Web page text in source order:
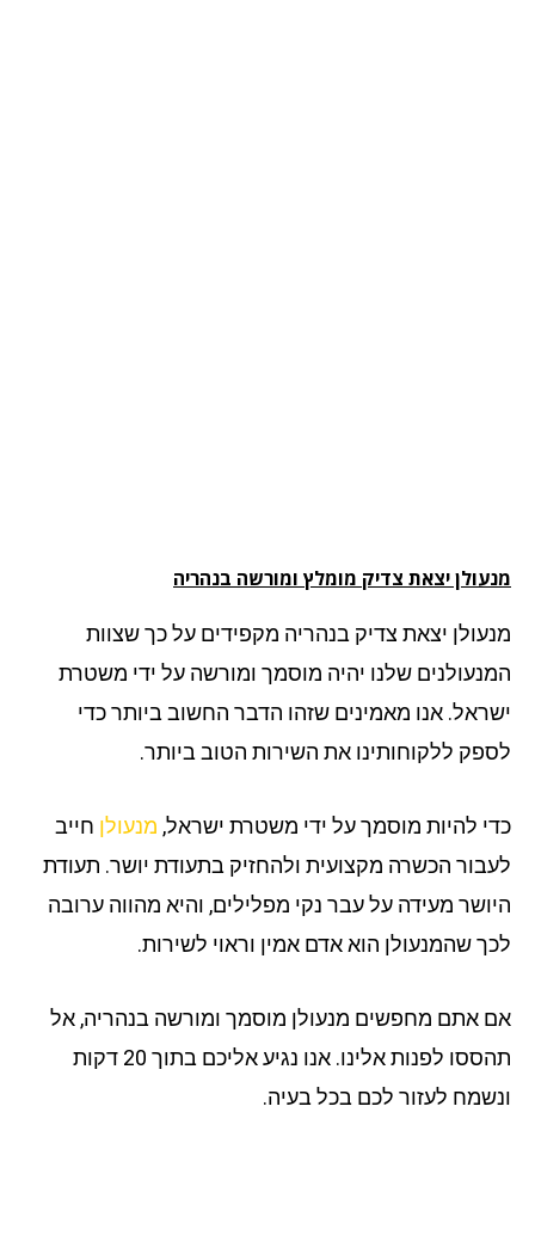
יצאת צדיק מומלץ ומורשה בנהריה
יצאת צדיק בנהריה מקפידים על כך שצוות
שלנו יהיה מוסמך ומורשה על ידי משטרת
אנו מאמינים שזהו הדבר החשוב ביותר כדי
ללקוחותינו את השירות הטוב ביותר.
להיות מוסמך על ידי משטרת ישראל,מנעולןחייב
הכשרה מקצועית ולהחזיק בתעודת יושר. תעודת
מעידה על עבר נקי מפלילים, והיא מהווה ערובה
שהמנעולן הוא אדם אמין וראוי לשירות.
אתם מחפשים מנעולן מוסמך ומורשה בנהריה, אל
תהססו לפנות אלינו. אנו נגיע אליכם בתוך 20 דקות
לעזור לכם בכל בעיה.